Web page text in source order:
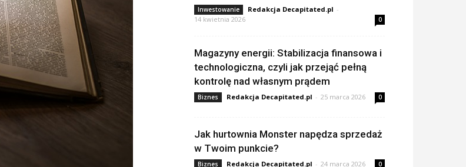
Inwestowanie Redakcja Decapitated.pl -
14 kwietnia 2026
0
Magazyny energii: Stabilizacja finansowa i
technologiczna, czyli jak przejąć pełną
kontrolę nad własnym prądem
Biznes Redakcja Decapitated.pl - 25 marca 2026 0
Jak hurtownia Monster napędza sprzedaż
w Twoim punkcie?
Biznes Redakcja Decapitated.pl - 24 marca 2026 0